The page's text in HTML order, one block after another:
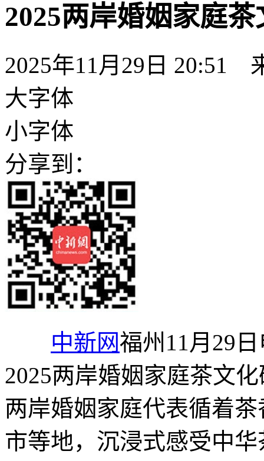
2025两岸婚姻家庭
2025年11月29日 20:51
大字体
小字体
分享到：
中新网福州11月29
2025两岸婚姻家庭茶文
两岸婚姻家庭代表循着
市等地，沉浸式感受中